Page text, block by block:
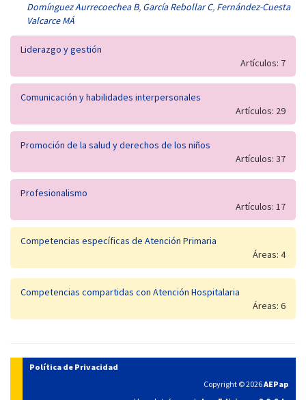
Domínguez Aurrecoechea B, García Rebollar C, Fernández-Cuesta
Valcarce MÁ
Liderazgo y gestión
Artículos: 7
Comunicación y habilidades interpersonales
Artículos: 29
Promoción de la salud y derechos de los niños
Artículos: 37
Profesionalismo
Artículos: 17
Competencias específicas de Atención Primaria
Áreas: 4
Competencias compartidas con Atención Hospitalaria
Áreas: 6
Política de Privacidad
Copyright © 2026AEPap